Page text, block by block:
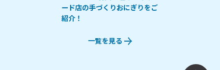
ード店の手づくりおにぎりをご
紹介！
一覧を見る